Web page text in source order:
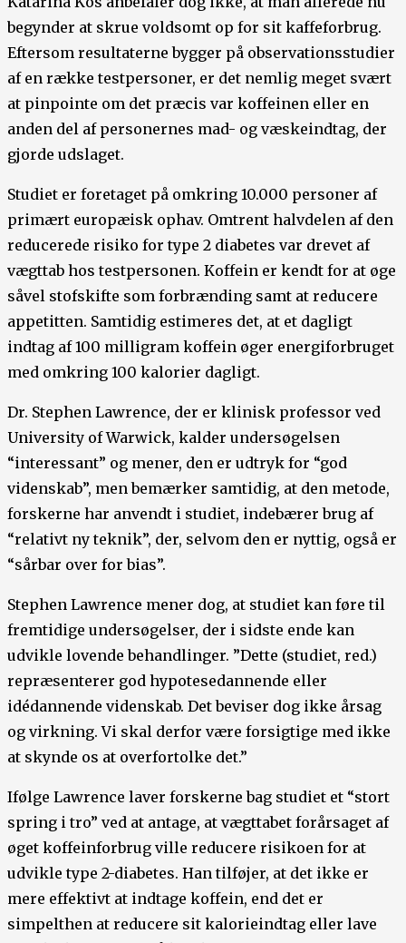
begynder at skrue voldsomt op for sit kaffeforbrug.
Eftersom resultaterne bygger på observationsstudier
af en række testpersoner, er det nemlig meget svært
at pinpointe om det præcis var koffeinen eller en
anden del af personernes mad- og væskeindtag, der
gjorde udslaget.
Studiet er foretaget på omkring 10.000 personer af
primært europæisk ophav. Omtrent halvdelen af den
reducerede risiko for type 2 diabetes var drevet af
vægttab hos testpersonen. Koffein er kendt for at øge
såvel stofskifte som forbrænding samt at reducere
appetitten. Samtidig estimeres det, at et dagligt
indtag af 100 milligram koffein øger energiforbruget
med omkring 100 kalorier dagligt.
Dr. Stephen Lawrence, der er klinisk professor ved
University of Warwick, kalder undersøgelsen
“interessant” og mener, den er udtryk for “god
videnskab”, men bemærker samtidig, at den metode,
forskerne har anvendt i studiet, indebærer brug af
“relativt ny teknik”, der, selvom den er nyttig, også er
“sårbar over for bias”.
Stephen Lawrence mener dog, at studiet kan føre til
fremtidige undersøgelser, der i sidste ende kan
udvikle lovende behandlinger. ”Dette (studiet, red.)
repræsenterer god hypotesedannende eller
idédannende videnskab. Det beviser dog ikke årsag
og virkning. Vi skal derfor være forsigtige med ikke
at skynde os at overfortolke det.”
Ifølge Lawrence laver forskerne bag studiet et “stort
spring i tro” ved at antage, at vægttabet forårsaget af
øget koffeinforbrug ville reducere risikoen for at
udvikle type 2-diabetes. Han tilføjer, at det ikke er
mere effektivt at indtage koffein, end det er
simpelthen at reducere sit kalorieindtag eller lave